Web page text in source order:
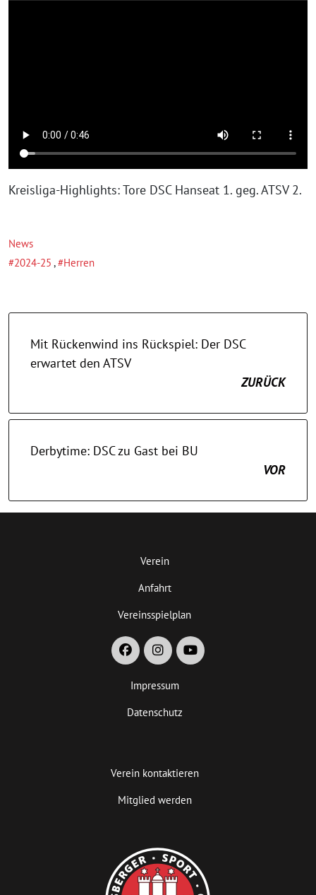
Kreisliga-Highlights: Tore DSC Hanseat 1. geg. ATSV 2.
News
2024-25 , Herren
Mit Rückenwind ins Rückspiel: Der DSC
erwartet den ATSV
ZURÜCK
Derbytime: DSC zu Gast bei BU
VOR
Verein
Anfahrt
Vereinsspielplan
Impressum
Datenschutz
Verein kontaktieren
Mitglied werden